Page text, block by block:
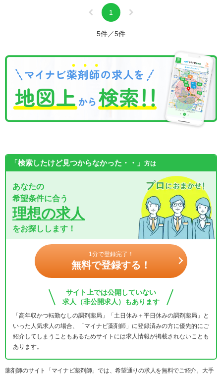
1
5件／5件
「検索したけど見つからなかった・・」 方は
あなたの
希望条件に合う
理想の求人
をお探しします！
1分で登録完了！
無料で登録する！
サイト上では公開していない
求人（非公開求人）もあります
「高年収かつ転勤なしの調剤薬局」「土日休み＋平日休みの調剤薬局」と
いった人気求人の場合、「マイナビ薬剤師」に登録済みの方に優先的にご
紹介してしまうこともあるためサイトには求人情報が掲載されないことも
あります。
薬剤師のサイト「マイナビ薬剤師」では、希望通りの求人を無料でご紹介。大手